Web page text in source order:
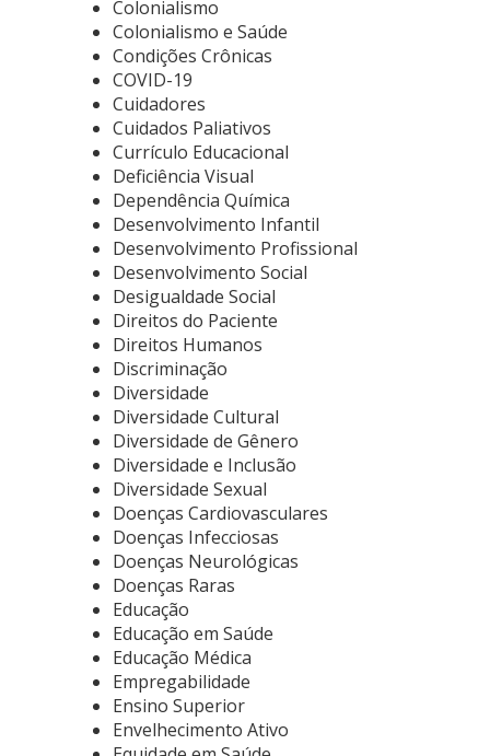
Colonialismo
Colonialismo e Saúde
Condições Crônicas
COVID-19
Cuidadores
Cuidados Paliativos
Currículo Educacional
Deficiência Visual
Dependência Química
Desenvolvimento Infantil
Desenvolvimento Profissional
Desenvolvimento Social
Desigualdade Social
Direitos do Paciente
Direitos Humanos
Discriminação
Diversidade
Diversidade Cultural
Diversidade de Gênero
Diversidade e Inclusão
Diversidade Sexual
Doenças Cardiovasculares
Doenças Infecciosas
Doenças Neurológicas
Doenças Raras
Educação
Educação em Saúde
Educação Médica
Empregabilidade
Ensino Superior
Envelhecimento Ativo